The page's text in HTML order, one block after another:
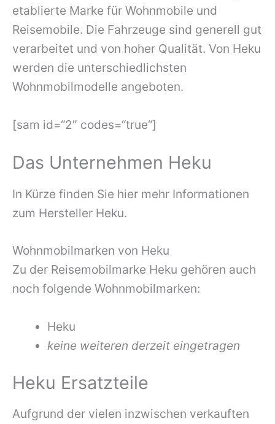
etablierte Marke für Wohnmobile und
Reisemobile. Die Fahrzeuge sind generell gut
verarbeitet und von hoher Qualität. Von Heku
werden die unterschiedlichsten
Wohnmobilmodelle angeboten.
[sam id=“2″ codes=“true“]
Das Unternehmen Heku
In Kürze finden Sie hier mehr Informationen
zum Hersteller Heku.
Wohnmobilmarken von Heku
Zu der Reisemobilmarke Heku gehören auch
noch folgende Wohnmobilmarken:
Heku
keine weiteren derzeit eingetragen
Heku Ersatzteile
Aufgrund der vielen inzwischen verkauften